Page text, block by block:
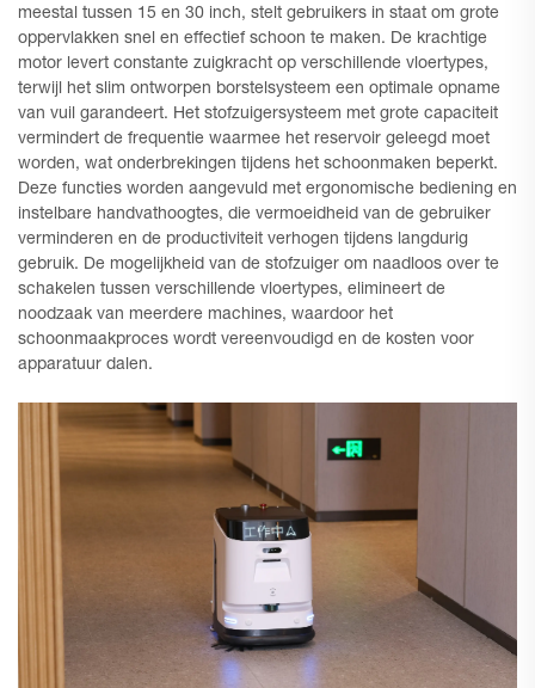
meestal tussen 15 en 30 inch, stelt gebruikers in staat om grote
oppervlakken snel en effectief schoon te maken. De krachtige
motor levert constante zuigkracht op verschillende vloertypes,
terwijl het slim ontworpen borstelsysteem een optimale opname
van vuil garandeert. Het stofzuigersysteem met grote capaciteit
vermindert de frequentie waarmee het reservoir geleegd moet
worden, wat onderbrekingen tijdens het schoonmaken beperkt.
Deze functies worden aangevuld met ergonomische bediening en
instelbare handvathoogtes, die vermoeidheid van de gebruiker
verminderen en de productiviteit verhogen tijdens langdurig
gebruik. De mogelijkheid van de stofzuiger om naadloos over te
schakelen tussen verschillende vloertypes, elimineert de
noodzaak van meerdere machines, waardoor het
schoonmaakproces wordt vereenvoudigd en de kosten voor
apparatuur dalen.